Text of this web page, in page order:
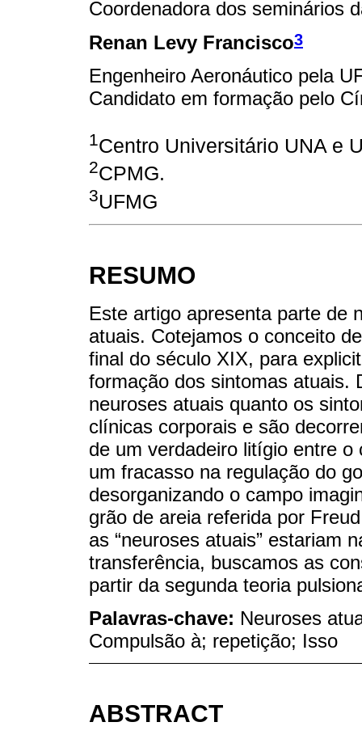
Coordenadora dos seminários
Renan Levy Francisco3
Engenheiro Aeronáutico pela
Candidato em formação pelo
1Centro Universitário UNA e
2CPMG.
3UFMG
RESUMO
Este artigo apresenta parte de
atuais. Cotejamos o conceito
final do século XIX, para
formação dos sintomas atuais.
neuroses atuais quanto os
clínicas corporais e são
de um verdadeiro litígio entre
um fracasso na regulação do
desorganizando o campo
grão de areia referida por
as “neuroses atuais” estariam
transferência, buscamos as
partir da segunda teoria
Palavras-chave: Neuroses
Compulsão à; repetição; Isso
ABSTRACT